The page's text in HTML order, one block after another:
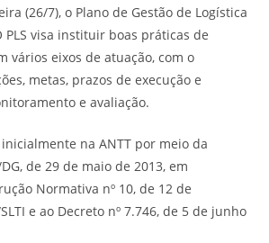
(26/7), o Plano de Gestão de Logística
PLS visa instituir boas práticas de
vários eixos de atuação, com o
metas, prazos de execução e
e avaliação.
na ANTT por meio da
de 29 de maio de 2013, em
Normativa nº 10, de 12 de
e ao Decreto nº 7.746, de 5 de junho